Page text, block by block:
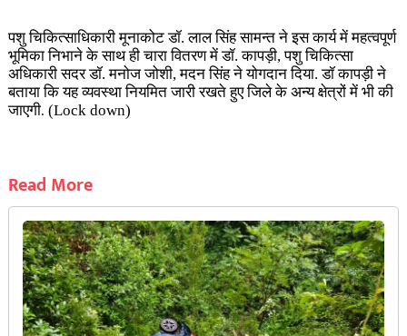
पशु चिकित्साधिकारी मूनाकोट डॉ. लाल सिंह सामन्त ने इस कार्य में महत्वपूर्ण
भूमिका निभाने के साथ ही चारा वितरण में डॉ. कापड़ी, पशु चिकित्सा
अधिकारी सदर डॉ. मनोज जोशी, मदन सिंह ने योगदान दिया. डॉ कापड़ी ने
बताया कि यह व्यवस्था नियमित जारी रखते हुए जिले के अन्य क्षेत्रों में भी की
जाएगी. (Lock down)
Read More